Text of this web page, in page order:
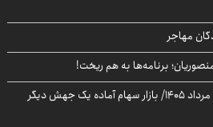
مهاجر
برنامه‌ها به هم ریخت!
پیش‌بینی بورس فردا شنبه ۱۷ مرداد ۱۴۰۵/ بازار سهام آماده یک جهش دیگر